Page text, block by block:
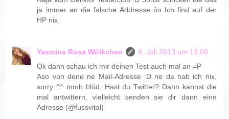
ja immer an die falsche Addresse ôo Ich find auf der
HP nix.
Yasmina Rosa Wölkchen
6. Juli 2013 um 12:00
Ok dann schau ich mir deinen Test auch mal an =P
Aso von dene ne Mail-Adresse :D ne da hab ich nix,
sorry ^^ mmh blöd. Hast du Twitter? Dann kannst die
mal antwittern, vielleicht senden sie dir dann eine
Adresse (@fussvital)